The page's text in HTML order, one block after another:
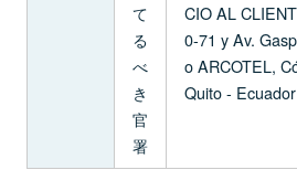
て
る
べ
き
官
署
CIO AL
0-71 y Av.
o ARCOTEL,
Quito - Ecuador